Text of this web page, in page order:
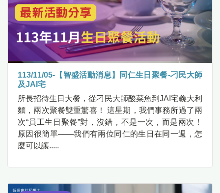
113/11/05-【智盛活動消息】同仁生日聚餐-刁民大師
及JAI宅
所長招待生日大餐，從刁民大師酸菜魚到JAI宅義大利
麵，兩次聚餐雙重驚喜！ 這星期，我們事務所過了兩
次“員工生日聚餐”對，沒錯，不是一次，而是兩次！
原因很簡單——我們有兩位同仁的生日在同一週，怎
麼可以讓.....